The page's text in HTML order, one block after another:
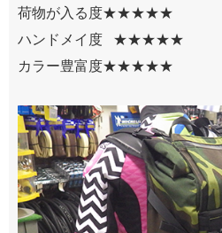
荷物が入る度★★★★★
ハンドメイ度 ★★★★★
カラー豊富度★★★★★